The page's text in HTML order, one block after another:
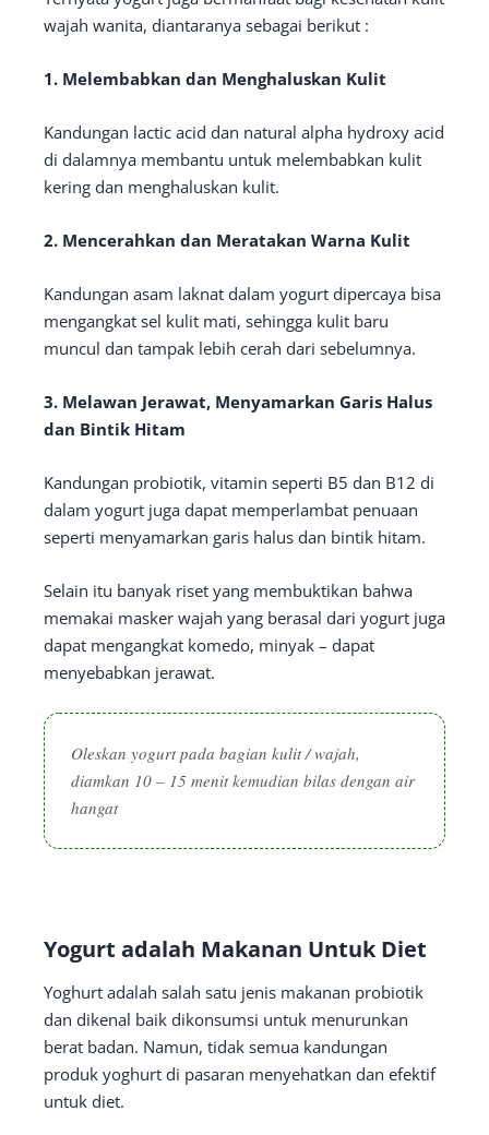
wajah wanita, diantaranya sebagai berikut :
1. Melembabkan dan Menghaluskan Kulit
Kandungan lactic acid dan natural alpha hydroxy acid
di dalamnya membantu untuk melembabkan kulit
kering dan menghaluskan kulit.
2. Mencerahkan dan Meratakan Warna Kulit
Kandungan asam laknat dalam yogurt dipercaya bisa
mengangkat sel kulit mati, sehingga kulit baru
muncul dan tampak lebih cerah dari sebelumnya.
3. Melawan Jerawat, Menyamarkan Garis Halus
dan Bintik Hitam
Kandungan probiotik, vitamin seperti B5 dan B12 di
dalam yogurt juga dapat memperlambat penuaan
seperti menyamarkan garis halus dan bintik hitam.
Selain itu banyak riset yang membuktikan bahwa
memakai masker wajah yang berasal dari yogurt juga
dapat mengangkat komedo, minyak – dapat
menyebabkan jerawat.
Oleskan yogurt pada bagian kulit / wajah,
diamkan 10 – 15 menit kemudian bilas dengan air
hangat
Yogurt adalah Makanan Untuk Diet
Yoghurt adalah salah satu jenis makanan probiotik
dan dikenal baik dikonsumsi untuk menurunkan
berat badan. Namun, tidak semua kandungan
produk yoghurt di pasaran menyehatkan dan efektif
untuk diet.